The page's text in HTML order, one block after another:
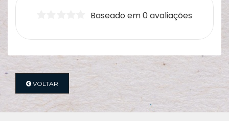
Baseado em 0 avaliações
VOLTAR